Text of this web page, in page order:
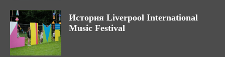
История Liverpool International
Music Festival